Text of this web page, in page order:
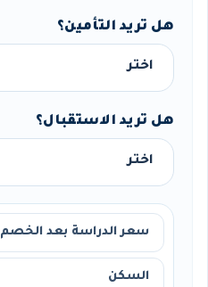
هل تريد التأمين؟
هل تريد الاستقبال؟
سعر الدراسة بعد الخصم
السكن